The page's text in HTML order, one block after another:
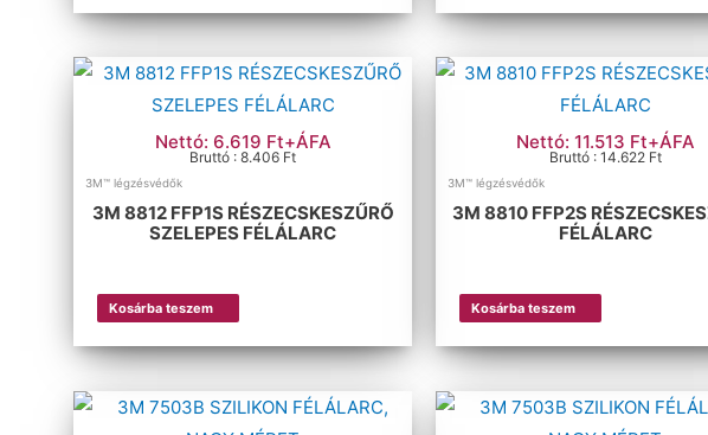
Nettó: 6.619 Ft+ÁFA
Bruttó : 8.406 Ft
3M™ légzésvédők
3M 8812 FFP1S RÉSZECSKESZŰRŐ
SZELEPES FÉLÁLARC
Kosárba teszem
Nettó: 11.513 Ft+ÁFA
Bruttó : 14.622 Ft
3M™ légzésvédők
3M 8810 FFP2S
FÉLÁLARC
Kosárba teszem